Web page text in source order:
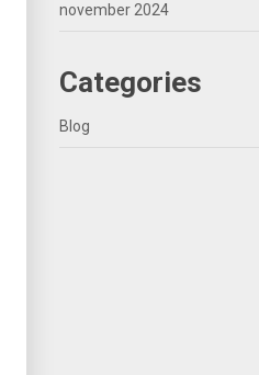
november 2024
Categories
Blog